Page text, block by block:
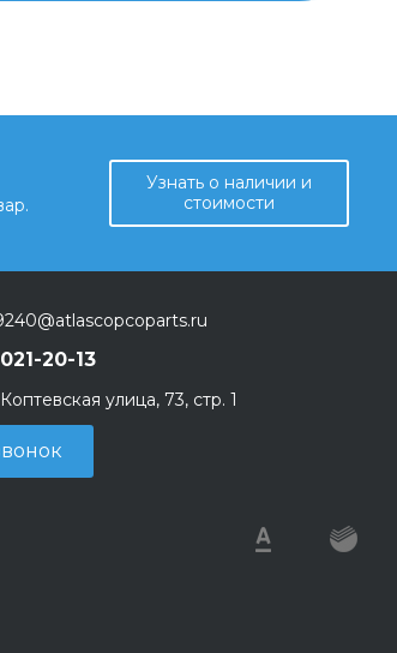
Узнать о наличии и
стоимости
20-13
улица, 73, стр. 1